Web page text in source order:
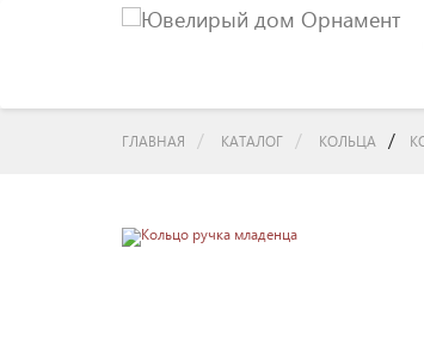
ГЛАВНАЯ КАТАЛОГ КОЛЬЦА /